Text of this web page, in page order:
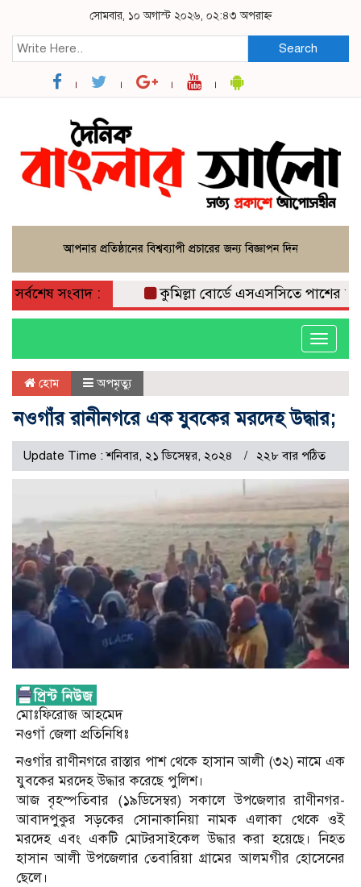
সোমবার, ১০ অগাস্ট ২০২৬, ০২:৪৩ অপরাহ্ন
Search
সর্বশেষ সংবাদ : কুমিল্লা বোর্ডে এসএসসিতে পাশের হার
Toggle
হোম অপমৃত্যু
নওগাঁর রানীনগরে এক যুবকের মরদেহ উদ্ধার;
Update Time : শনিবার, ২১ ডিসেম্বর, ২০২৪ ২২৮ বার পঠিত
মোঃফিরোজ আহমেদ
নওগাঁ জেলা প্রতিনিধিঃ
নওগাঁর রাণীনগরে রাস্তার পাশ থেকে হাসান আলী (৩২) নামে এক
যুবকের মরদেহ উদ্ধার করেছে পুলিশ।
আজ বৃহস্পতিবার (১৯ডিসেম্বর) সকালে উপজেলার রাণীনগর-
আবাদপুকুর সড়কের সোনাকানিয়া নামক এলাকা থেকে ওই
মরদেহ এবং একটি মোটরসাইকেল উদ্ধার করা হয়েছে। নিহত
হাসান আলী উপজেলার তেবারিয়া গ্রামের আলমগীর হোসেনের
ছেলে।